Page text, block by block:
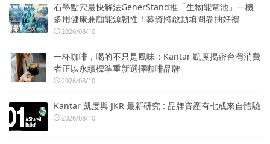
石墨點穴最快解法GenerStand推「生物能電池」一機
多用健康兼顧能源韌性！募資將啟動填問卷抽好禮
2026/08/10
一杯咖啡，喝的不只是風味：Kantar 凱度揭密台灣消費
者正以永續標準重新選擇咖啡品牌
2026/08/10
Kantar 凱度與 JKR 最新研究 : 品牌資產有七成來自體驗
2026/08/10